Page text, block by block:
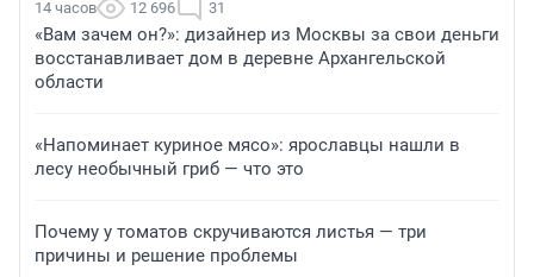
14 часов 12 696 31
«Вам зачем он?»: дизайнер из Москвы за свои деньги
восстанавливает дом в деревне Архангельской
области
«Напоминает куриное мясо»: ярославцы нашли в
лесу необычный гриб — что это
Почему у томатов скручиваются листья — три
причины и решение проблемы